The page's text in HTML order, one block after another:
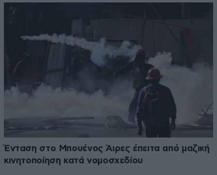
Ένταση στο Μπουένος Άιρες έπειτα από μαζική
κινητοποίηση κατά νομοσχεδίου